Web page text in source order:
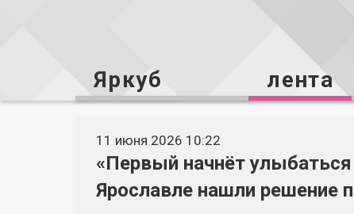
Яркуб лента
11 июня 2026 10:22
«Первый начнёт
Ярославле нашли решение